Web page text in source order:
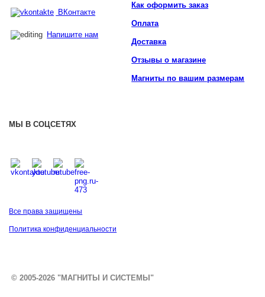
ВКонтакте
Напишите нам
Как оформить заказ
Оплата
Доставка
Отзывы о магазине
Магниты по вашим размерам
МЫ В СОЦСЕТЯХ
Все права защищены
Политика конфиденциальности
© 2005-2026 "МАГНИТЫ И СИСТЕМЫ"